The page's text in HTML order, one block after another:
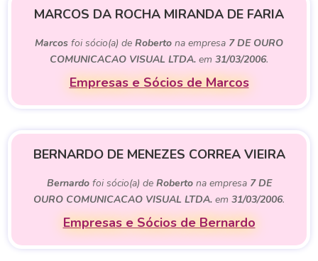
MARCOS DA ROCHA MIRANDA DE FARIA
Marcos foi sócio(a) de Roberto na empresa 7 DE OURO
COMUNICACAO VISUAL LTDA. em 31/03/2006.
Empresas e Sócios de Marcos
BERNARDO DE MENEZES CORREA VIEIRA
Bernardofoi sócio(a) de Robertona empresa 7 DE
OURO COMUNICACAO VISUAL LTDA. em 31/03/2006.
Empresas e Sócios de Bernardo